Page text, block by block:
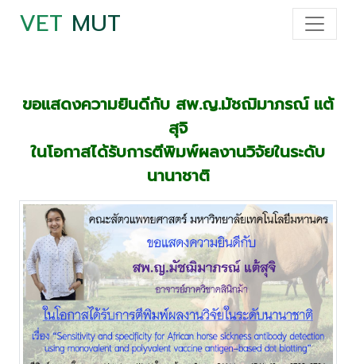
VET MUT
ขอแสดงความยินดีกับ สพ.ญ.มัชฌิมาภรณ์ แต้
สุจิ
ในโอกาสได้รับการตีพิมพ์ผลงานวิจัยในระดับ
นานาชาติ